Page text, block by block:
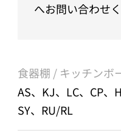
へお問い合わせく
食器棚 / キッチンボ
AS、KJ、LC、CP、
SY、RU/RL